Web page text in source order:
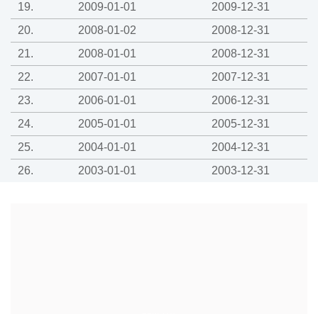
19.
2009-01-01
2009-12-31
20.
2008-01-02
2008-12-31
21.
2008-01-01
2008-12-31
22.
2007-01-01
2007-12-31
23.
2006-01-01
2006-12-31
24.
2005-01-01
2005-12-31
25.
2004-01-01
2004-12-31
26.
2003-01-01 2003-12-31